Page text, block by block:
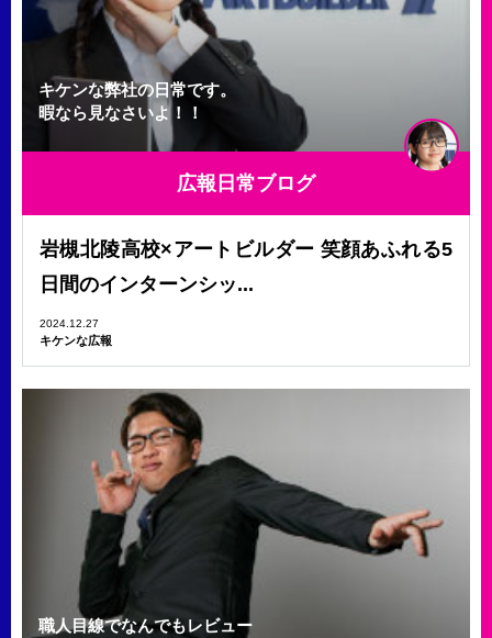
キケンな弊社の日常です。
暇なら見なさいよ！！
広報日常ブログ
岩槻北陵高校×アートビルダー 笑顔あふれる5
日間のインターンシッ...
2024.12.27
キケンな広報
職人目線でなんでもレビュー